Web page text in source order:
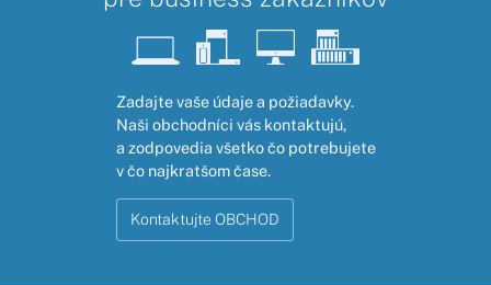
Zadajte vaše údaje a požiadavky.
Naši obchodníci vás kontaktujú,
a zodpovedia všetko čo potrebujete
v čo najkratšom čase.
Kontaktujte OBCHOD